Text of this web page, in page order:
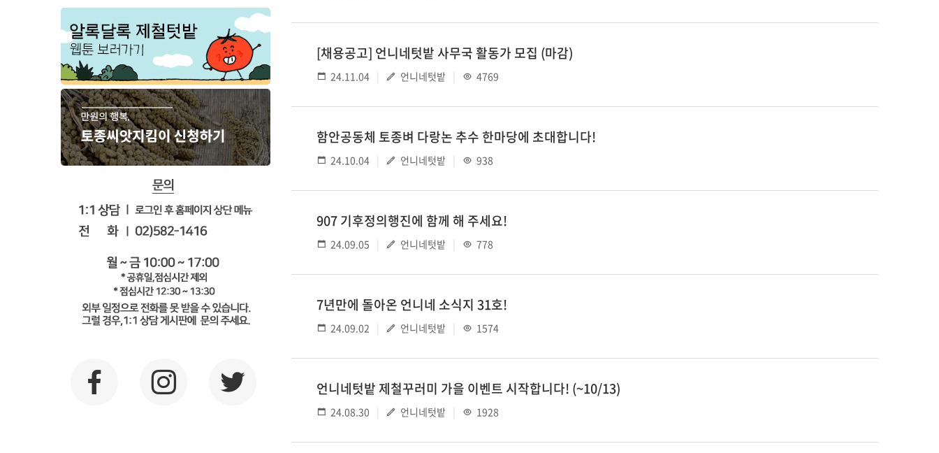
[채용공고] 언니네텃밭 사무국 활동가 모집 (마감)
24.11.04 언니네텃밭 4769
함안공동체 토종벼 다랑논 추수 한마당에 초대합니다!
24.10.04 언니네텃밭 938
907 기후정의행진에 함께 해 주세요!
24.09.05 언니네텃밭 778
7년만에 돌아온 언니네 소식지 31호!
24.09.02 언니네텃밭 1574
언니네텃밭 제철꾸러미 가을 이벤트 시작합니다! (~10/13)
24.08.30 언니네텃밭 1928